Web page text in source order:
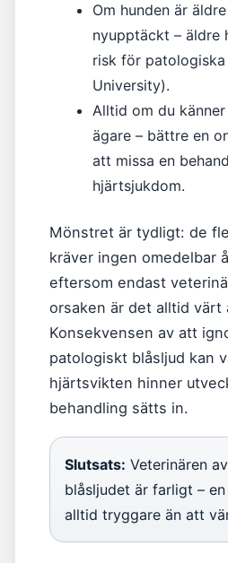
Om hunden är
nyupptäckt – äldre
risk för
University).
Alltid om du
ägare – bättre en
att missa en
hjärtsjukdom.
Mönstret är tydligt: de
kräver ingen omedelbar
eftersom endast
orsaken är det alltid värt
Konsekvensen av att
patologiskt blåsljud kan
hjärtsvikten hinner
behandling sätts in.
Slutsats: Veterinären
blåsljudet är farligt –
alltid tryggare än att